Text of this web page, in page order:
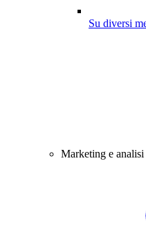
Su diversi
Marketing e analisi